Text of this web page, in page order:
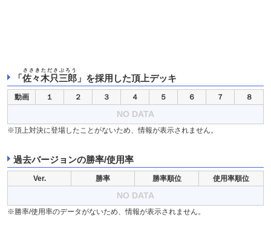
「佐々木只三郎
ささきたださぶろう
」を採用した頂上デッキ
動画 １ ２ ３ ４ ５ ６ ７ ８
NO DATA
※頂上対決に登場したことがないため、情報が表示されません。
過去バージョンの勝率/使用率
Ver. 勝率 勝率順位 使用率順位
NO DATA
※勝率/使用率のデータがないため、情報が表示されません。